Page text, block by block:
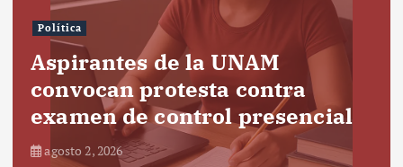
Política
Aspirantes de la UNAM
convocan protesta contra
examen de control presencial
agosto 2, 2026